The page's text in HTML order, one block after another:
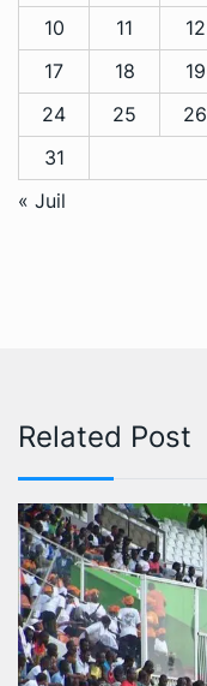
10
11 12
17
18 19
24
25 26
31
« Juil
Related Post